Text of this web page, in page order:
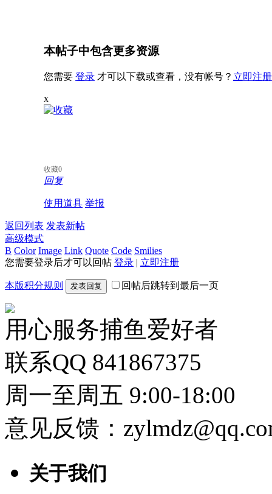
本帖子中包含更多资源
您需要 登录 才可以下载或查看，没有帐号？ 立即注册
x
收藏0
回复
使用道具 举报
返回列表 发表新帖
高级模式
B Color Image Link Quote Code Smilies
您需要登录后才可以回帖 登录 | 立即注册
本版积分规则 发表回复 回帖后跳转到最后一页
用心服务捕鱼爱好者
联系QQ 841867375
周一至周五 9:00-18:00
意见反馈：
关于我们